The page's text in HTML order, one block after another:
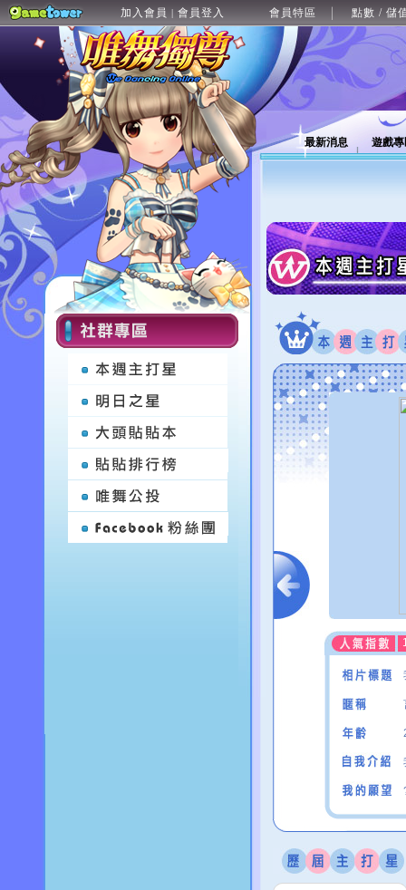
加入會員 | 會員登入 會員特區 點數 / 儲
最新消息 遊戲